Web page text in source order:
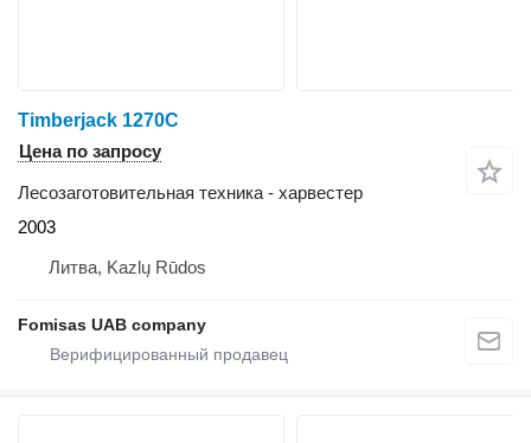
Timberjack 1270C
Цена по запросу
Лесозаготовительная техника - харвестер
2003
Литва, Kazlų Rūdos
Fomisas UAB company